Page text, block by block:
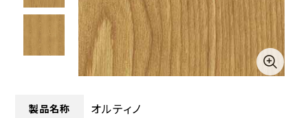
製品名称 オルティノ